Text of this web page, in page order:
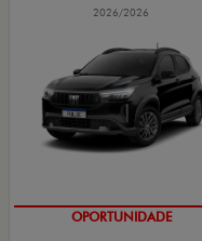
2026/2026
OPORTUNIDADE